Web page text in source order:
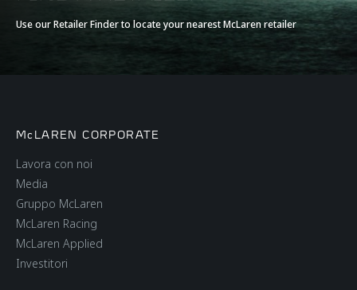
Use our Retailer Finder to locate your nearest McLaren retailer
McLAREN CORPORATE
Lavora con noi
Media
Gruppo McLaren
McLaren Racing
McLaren Applied
Investitori